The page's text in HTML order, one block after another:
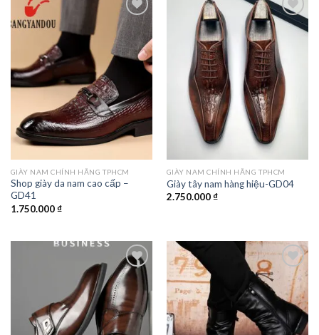
Add to
wishlist
GIÀY NAM CHÍNH HÃNG TPHCM
Shop giày da nam cao cấp –
GD41
1.750.000₫
Add to
wishlist
GIÀY NAM CHÍNH HÃNG TPHCM
Giày tây nam hàng hiệu-GD04
2.750.000₫
Add to
wishlist
Add to
wishlist